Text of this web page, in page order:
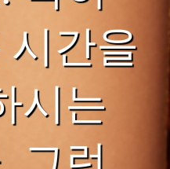
간을
시는